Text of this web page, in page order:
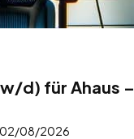
d) für Ahaus –
02/08/2026